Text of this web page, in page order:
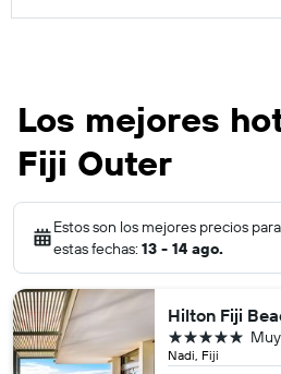
Los mejores
Fiji Outer
Estos son los mejores precios para
estas fechas: 13 - 14 ago.
Hilton Fiji
Nadi, Fiji
5 estrellas